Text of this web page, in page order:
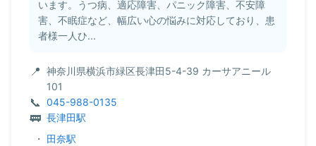
います。うつ病、適応障害、パニック障害、不安障
害、不眠症など、幅広い心の悩みに対応しており、患
者様一人ひ...
神奈川県横浜市緑区長津田5-4-39 カーサアニール
101
045-988-0135
長津田駅
・ 田奈駅